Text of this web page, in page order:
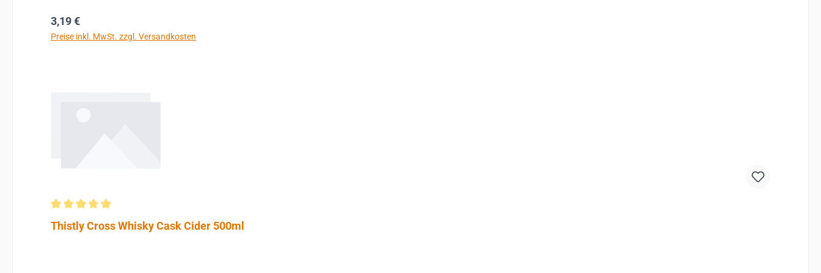
Regulärer Preis:
3,19 €
Preise inkl. MwSt. zzgl. Versandkosten
Durchschnittliche Bewertung von 5 von 5 Sternen
Thistly Cross Whisky Cask Cider 500ml